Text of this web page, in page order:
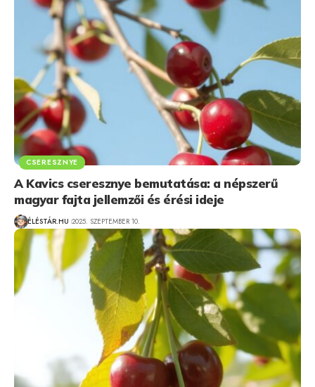
CSERESZNYE
A Kavics cseresznye bemutatása: a népszerű
magyar fajta jellemzői és érési ideje
ÉLÉSTÁR.HU 2025. SZEPTEMBER 10.